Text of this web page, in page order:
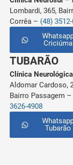
Lombardi, 365,
Corrêa – (48)
Criciúma
TUBARÃO
Clínica Neurológica
Aldomar Cardoso,
Bairro Passagem –
3626-4908
Tubarão